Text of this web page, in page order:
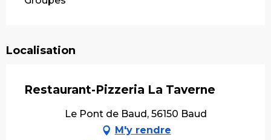
Localisation
Restaurant-Pizzeria La Taverne
Le Pont de Baud, 56150 Baud
M'y rendre